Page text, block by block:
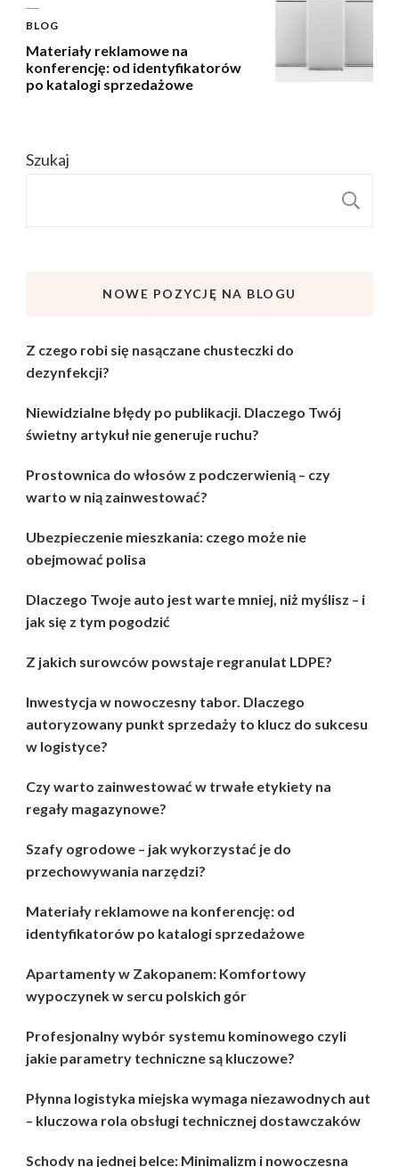
BLOG
Materiały reklamowe na
konferencję: od identyfikatorów
po katalogi sprzedażowe
Szukaj
NOWE POZYCJĘ NA BLOGU
Z czego robi się nasączane chusteczki do
dezynfekcji?
Niewidzialne błędy po publikacji. Dlaczego Twój
świetny artykuł nie generuje ruchu?
Prostownica do włosów z podczerwienią – czy
warto w nią zainwestować?
Ubezpieczenie mieszkania: czego może nie
obejmować polisa
Dlaczego Twoje auto jest warte mniej, niż myślisz – i
jak się z tym pogodzić
Z jakich surowców powstaje regranulat LDPE?
Inwestycja w nowoczesny tabor. Dlaczego
autoryzowany punkt sprzedaży to klucz do sukcesu
w logistyce?
Czy warto zainwestować w trwałe etykiety na
regały magazynowe?
Szafy ogrodowe – jak wykorzystać je do
przechowywania narzędzi?
Materiały reklamowe na konferencję: od
identyfikatorów po katalogi sprzedażowe
Apartamenty w Zakopanem: Komfortowy
wypoczynek w sercu polskich gór
Profesjonalny wybór systemu kominowego czyli
jakie parametry techniczne są kluczowe?
Płynna logistyka miejska wymaga niezawodnych aut
– kluczowa rola obsługi technicznej dostawczaków
Schody na jednej belce: Minimalizm i nowoczesna